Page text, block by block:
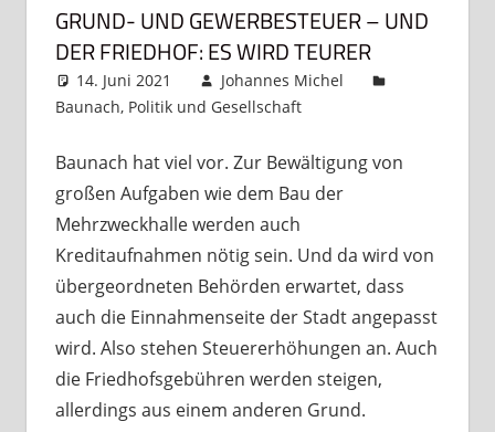
GRUND- UND GEWERBESTEUER – UND
DER FRIEDHOF: ES WIRD TEURER
14. Juni 2021
Johannes Michel
Baunach, Politik und Gesellschaft
Baunach hat viel vor. Zur Bewältigung von
großen Aufgaben wie dem Bau der
Mehrzweckhalle werden auch
Kreditaufnahmen nötig sein. Und da wird von
übergeordneten Behörden erwartet, dass
auch die Einnahmenseite der Stadt angepasst
wird. Also stehen Steuererhöhungen an. Auch
die Friedhofsgebühren werden steigen,
allerdings aus einem anderen Grund.